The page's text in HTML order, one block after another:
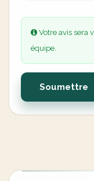
Votre avis sera
équipe.
Soumettre